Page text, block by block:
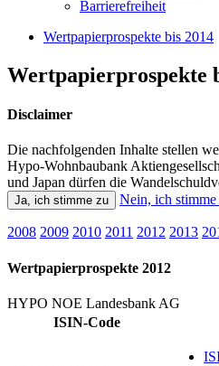
Barrierefreiheit
Wertpapierprospekte bis 2014
Wertpapierprospekte
Disclaimer
Die nachfolgenden Inhalte stellen
Hypo-Wohnbaubank
und Japan dürfen die
Ja, ich stimme zu Nein, ich
2008 2009 2010 2011 2012 2013
Wertpapierprospekte 2012
HYPO NOE Landesbank AG
ISIN-Code